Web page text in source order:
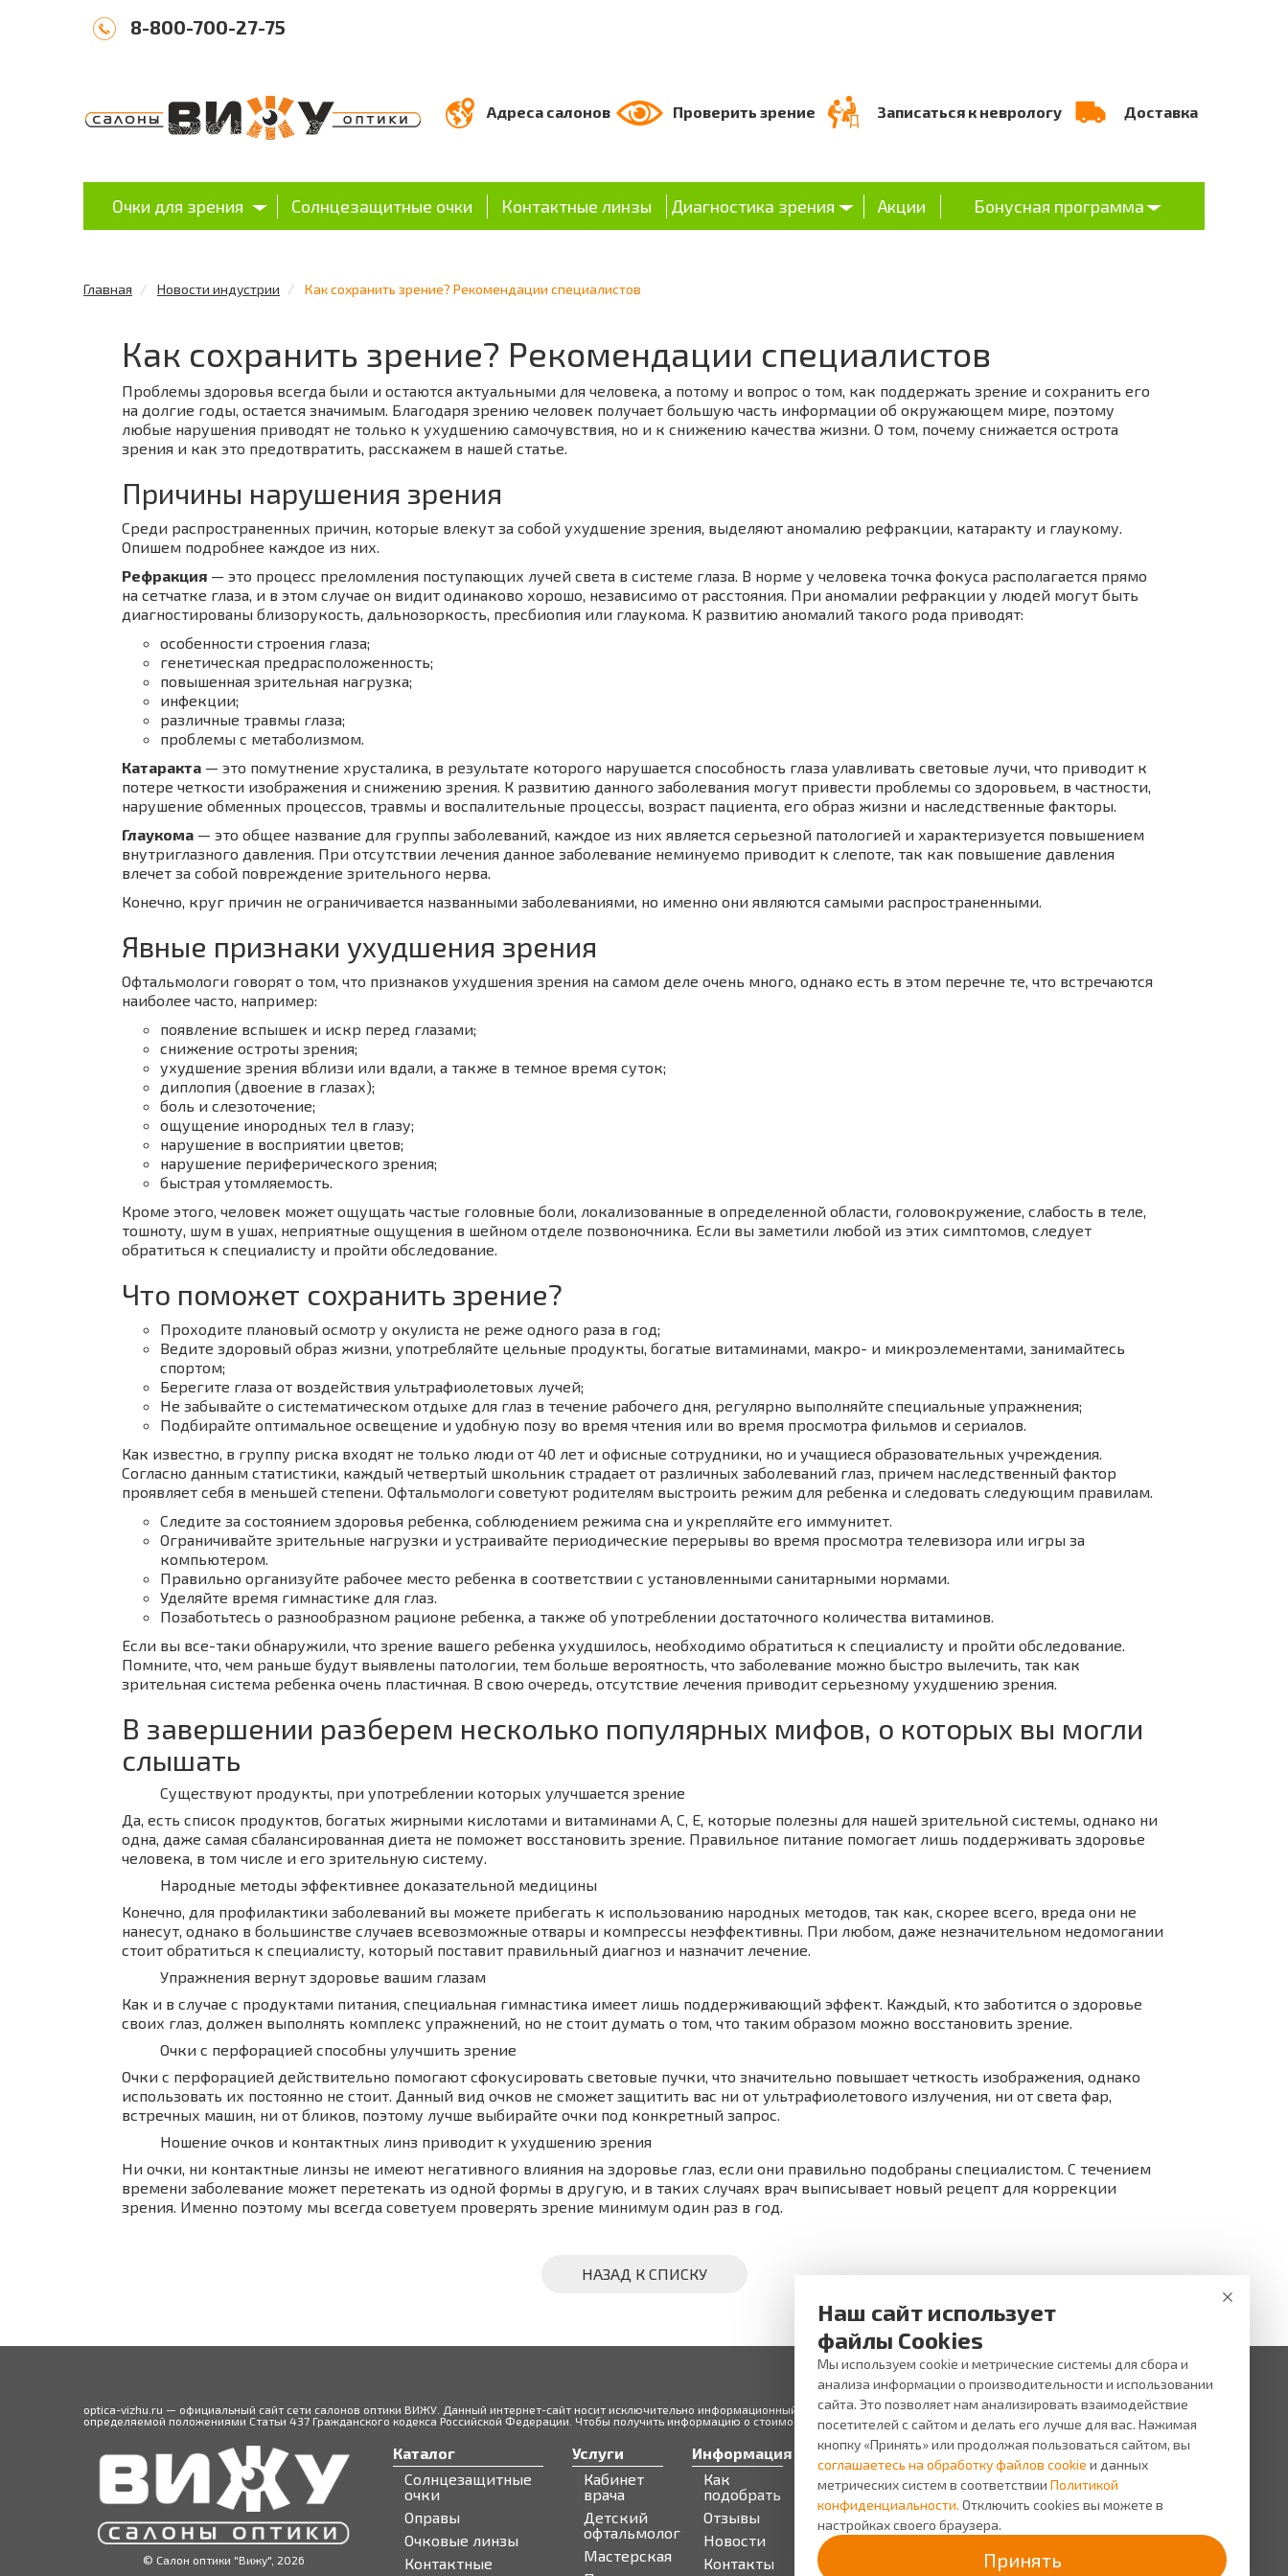
8-800-700-27-75
Адреса салонов Проверить зрение Записаться к неврологу Доставка
Очки для зрения Солнцезащитные очки Контактные линзы Диагностика зрения Акции Бонусная программа
Главная Новости индустрии Как сохранить зрение? Рекомендации специалистов
Как сохранить зрение? Рекомендации специалистов
Проблемы здоровья всегда были и остаются актуальными для человека, а потому и вопрос о том, как поддержать зрение и сохранить его
на долгие годы, остается значимым. Благодаря зрению человек получает большую часть информации об окружающем мире, поэтому
любые нарушения приводят не только к ухудшению самочувствия, но и к снижению качества жизни. О том, почему снижается острота
зрения и как это предотвратить, расскажем в нашей статье.
Причины нарушения зрения
Среди распространенных причин, которые влекут за собой ухудшение зрения, выделяют аномалию рефракции, катаракту и глаукому.
Опишем подробнее каждое из них.
Рефракция — это процесс преломления поступающих лучей света в системе глаза. В норме у человека точка фокуса располагается прямо
на сетчатке глаза, и в этом случае он видит одинаково хорошо, независимо от расстояния. При аномалии рефракции у людей могут быть
диагностированы близорукость, дальнозоркость, пресбиопия или глаукома. К развитию аномалий такого рода приводят:
особенности строения глаза;
генетическая предрасположенность;
повышенная зрительная нагрузка;
инфекции;
различные травмы глаза;
проблемы с метаболизмом.
Катаракта — это помутнение хрусталика, в результате которого нарушается способность глаза улавливать световые лучи, что приводит к
потере четкости изображения и снижению зрения. К развитию данного заболевания могут привести проблемы со здоровьем, в частности,
нарушение обменных процессов, травмы и воспалительные процессы, возраст пациента, его образ жизни и наследственные факторы.
Глаукома — это общее название для группы заболеваний, каждое из них является серьезной патологией и характеризуется повышением
внутриглазного давления. При отсутствии лечения данное заболевание неминуемо приводит к слепоте, так как повышение давления
влечет за собой повреждение зрительного нерва.
Конечно, круг причин не ограничивается названными заболеваниями, но именно они являются самыми распространенными.
Явные признаки ухудшения зрения
Офтальмологи говорят о том, что признаков ухудшения зрения на самом деле очень много, однако есть в этом перечне те, что встречаются
наиболее часто, например:
появление вспышек и искр перед глазами;
снижение остроты зрения;
ухудшение зрения вблизи или вдали, а также в темное время суток;
диплопия (двоение в глазах);
боль и слезоточение;
ощущение инородных тел в глазу;
нарушение в восприятии цветов;
нарушение периферического зрения;
быстрая утомляемость.
Кроме этого, человек может ощущать частые головные боли, локализованные в определенной области, головокружение, слабость в теле,
тошноту, шум в ушах, неприятные ощущения в шейном отделе позвоночника. Если вы заметили любой из этих симптомов, следует
обратиться к специалисту и пройти обследование.
Что поможет сохранить зрение?
Проходите плановый осмотр у окулиста не реже одного раза в год;
Ведите здоровый образ жизни, употребляйте цельные продукты, богатые витаминами, макро- и микроэлементами, занимайтесь
спортом;
Берегите глаза от воздействия ультрафиолетовых лучей;
Не забывайте о систематическом отдыхе для глаз в течение рабочего дня, регулярно выполняйте специальные упражнения;
Подбирайте оптимальное освещение и удобную позу во время чтения или во время просмотра фильмов и сериалов.
Как известно, в группу риска входят не только люди от 40 лет и офисные сотрудники, но и учащиеся образовательных учреждения.
Согласно данным статистики, каждый четвертый школьник страдает от различных заболеваний глаз, причем наследственный фактор
проявляет себя в меньшей степени. Офтальмологи советуют родителям выстроить режим для ребенка и следовать следующим правилам.
Следите за состоянием здоровья ребенка, соблюдением режима сна и укрепляйте его иммунитет.
Ограничивайте зрительные нагрузки и устраивайте периодические перерывы во время просмотра телевизора или игры за
компьютером.
Правильно организуйте рабочее место ребенка в соответствии с установленными санитарными нормами.
Уделяйте время гимнастике для глаз.
Позаботьтесь о разнообразном рационе ребенка, а также об употреблении достаточного количества витаминов.
Если вы все-таки обнаружили, что зрение вашего ребенка ухудшилось, необходимо обратиться к специалисту и пройти обследование.
Помните, что, чем раньше будут выявлены патологии, тем больше вероятность, что заболевание можно быстро вылечить, так как
зрительная система ребенка очень пластичная. В свою очередь, отсутствие лечения приводит серьезному ухудшению зрения.
В завершении разберем несколько популярных мифов, о которых вы могли
слышать
Существуют продукты, при употреблении которых улучшается зрение
Да, есть список продуктов, богатых жирными кислотами и витаминами A, C, E, которые полезны для нашей зрительной системы, однако ни
одна, даже самая сбалансированная диета не поможет восстановить зрение. Правильное питание помогает лишь поддерживать здоровье
человека, в том числе и его зрительную систему.
Народные методы эффективнее доказательной медицины
Конечно, для профилактики заболеваний вы можете прибегать к использованию народных методов, так как, скорее всего, вреда они не
нанесут, однако в большинстве случаев всевозможные отвары и компрессы неэффективны. При любом, даже незначительном недомогании
стоит обратиться к специалисту, который поставит правильный диагноз и назначит лечение.
Упражнения вернут здоровье вашим глазам
Как и в случае с продуктами питания, специальная гимнастика имеет лишь поддерживающий эффект. Каждый, кто заботится о здоровье
своих глаз, должен выполнять комплекс упражнений, но не стоит думать о том, что таким образом можно восстановить зрение.
Очки с перфорацией способны улучшить зрение
Очки с перфорацией действительно помогают сфокусировать световые пучки, что значительно повышает четкость изображения, однако
использовать их постоянно не стоит. Данный вид очков не сможет защитить вас ни от ультрафиолетового излучения, ни от света фар,
встречных машин, ни от бликов, поэтому лучше выбирайте очки под конкретный запрос.
Ношение очков и контактных линз приводит к ухудшению зрения
Ни очки, ни контактные линзы не имеют негативного влияния на здоровье глаз, если они правильно подобраны специалистом. С течением
времени заболевание может перетекать из одной формы в другую, и в таких случаях врач выписывает новый рецепт для коррекции
зрения. Именно поэтому мы всегда советуем проверять зрение минимум один раз в год.
НАЗАД К СПИСКУ
optica-vizhu.ru — официальный сайт сети салонов оптики ВИЖУ. Данный интернет-сайт носит исключительно информационный характер и ни при каких условиях не является публичной офертой,
определяемой положениями Статьи 437 Гражданского кодекса Российской Федерации. Чтобы получить информацию о стоимости товаров и услуг, пожалуйста, обращайтесь в салоны оптики ВИЖУ.
© Салон оптики "Вижу", 2026
Каталог
Солнцезащитные
очки
Оправы
Очковые линзы
Контактные
Услуги
Кабинет
врача
Детский
офтальмолог
Мастерская
Информация
Как
подобрать
Отзывы
Новости
Контакты
Сервисы
Запись на прием
Бонусная
программа
О компании
О
компании
Новости
Прайс-
Наш сайт использует
файлы Cookies
Мы используем cookie и метрические системы для сбора и
анализа информации о производительности и использовании
сайта. Это позволяет нам анализировать взаимодействие
посетителей с сайтом и делать его лучше для вас. Нажимая
кнопку «Принять» или продолжая пользоваться сайтом, вы
соглашаетесь на обработку файлов cookie и данных
метрических систем в соответствии Политикой
конфиденциальности. Отключить cookies вы можете в
настройках своего браузера.
Принять